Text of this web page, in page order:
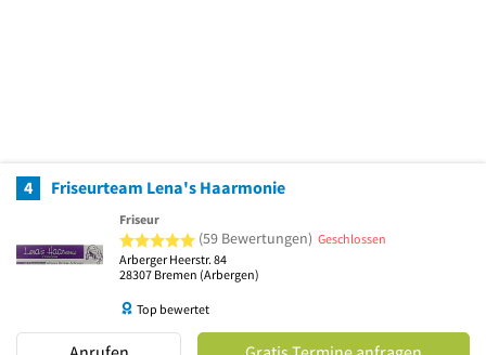
4 Friseurteam Lena's Haarmonie
Friseur
5 von 5 Sternen
(59 Bewertungen) Geschlossen
Arberger Heerstr. 84
28307 Bremen (Arbergen)
Top bewertet